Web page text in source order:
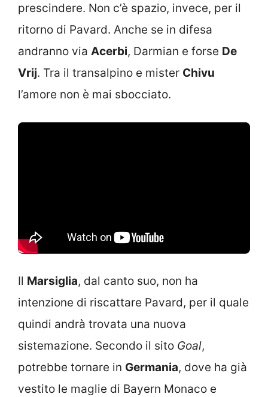
prescindere. Non c’è spazio, invece, per il
ritorno di Pavard. Anche se in difesa
andranno via Acerbi, Darmian e forse De
Vrij. Tra il transalpino e mister Chivu
l’amore non è mai sbocciato.
Il Marsiglia, dal canto suo, non ha
intenzione di riscattare Pavard, per il quale
quindi andrà trovata una nuova
sistemazione. Secondo il sito Goal,
potrebbe tornare in Germania, dove ha già
vestito le maglie di Bayern Monaco e